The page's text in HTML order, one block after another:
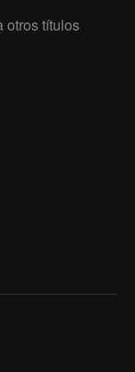
otros títulos